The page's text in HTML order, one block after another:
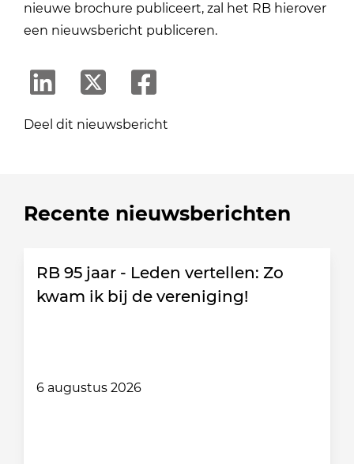
nieuwe brochure publiceert, zal het RB hierover
een nieuwsbericht publiceren.
Deel dit nieuwsbericht
Recente nieuwsberichten
RB 95 jaar - Leden vertellen: Zo
kwam ik bij de vereniging!
6 augustus 2026